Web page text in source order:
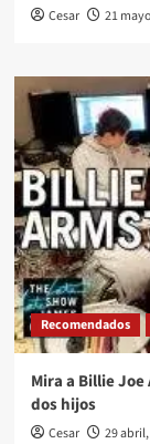
Cesar 21
Recomendados
Mira a Billie
dos hijos
Cesar 29